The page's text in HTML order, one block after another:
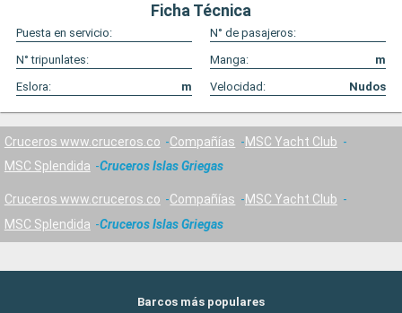
Ficha Técnica
Puesta en servicio:
N° de pasajeros:
N° tripunlates:
Manga:
m
Eslora:
m Velocidad: Nudos
Cruceros www.cruceros.co Compañías
MSC Yacht Club
MSC Splendida
Cruceros Islas Griegas
Cruceros www.cruceros.co Compañías
MSC Yacht Club
MSC Splendida
Cruceros Islas Griegas
Barcos más populares